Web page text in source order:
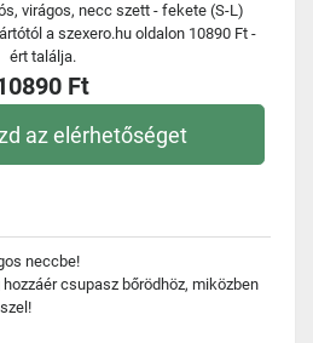
virágos, necc szett - fekete (S-L)
a szexero.hu oldalon 10890 Ft -
ért találja.
Ft
az elérhetőséget
neccbe!
hozzáér csupasz bőrödhöz, miközben